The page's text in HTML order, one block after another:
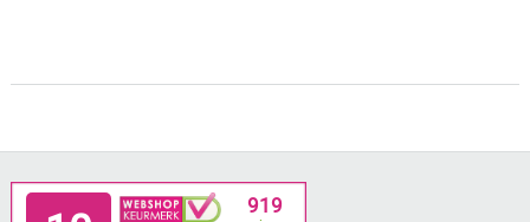
op
de
productpagina
Footer